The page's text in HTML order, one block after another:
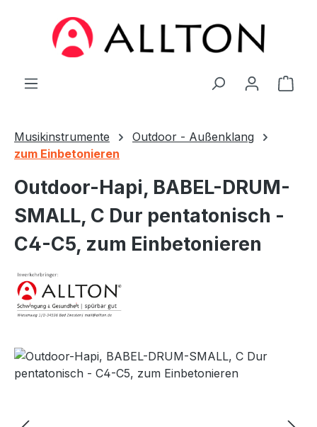
Zum Hauptinhalt springen
Musikinstrumente
Outdoor - Außenklang
zum Einbetonieren
Outdoor-Hapi, BABEL-DRUM-
SMALL, C Dur pentatonisch -
C4-C5, zum Einbetonieren
Bildergalerie überspringen